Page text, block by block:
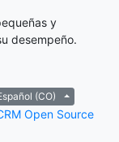
y
desempeño.
(CO)
Open Source